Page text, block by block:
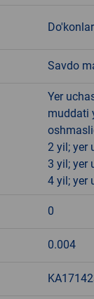
Do'konlar
Savdo
Yer
muddati
2 yil; yer
3 yil; yer
4 yil; yer
0
0.004